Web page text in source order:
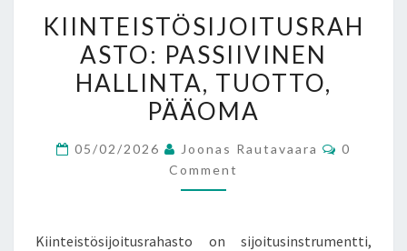
PASSIIVINEN
HALLINTA,
TUOTTO,
PÄÄOMA
KIINTEISTÖSIJOITUSRAH
ASTO: PASSIIVINEN
HALLINTA, TUOTTO,
PÄÄOMA
05/02/2026 Joonas Rautavaara
0
Comment
Kiinteistösijoitusrahasto on sijoitusinstrumentti,